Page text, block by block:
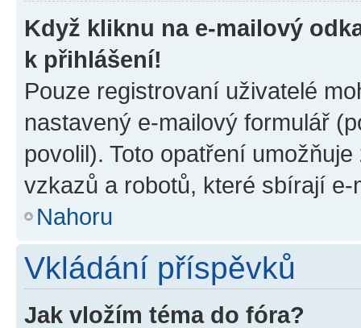
Když kliknu na e-mailový
k přihlášení!
Pouze registrovaní uživatelé
nastavený e-mailový formulář
povolil). Toto opatření
vzkazů a robotů, které sbírají e-
Nahoru
Vkládání příspěvků
Jak vložím téma do fóra?